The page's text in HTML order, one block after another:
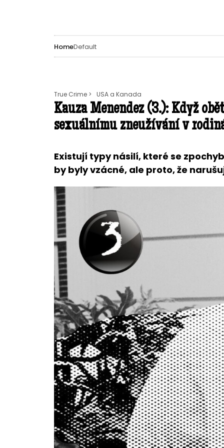
HomeDefault
True Crime > USA a Kanada
Kauza Menendez (3.): Když
sexuálnímu zneužívání v
Existují typy násilí, které se
by byly vzácné, ale proto, že